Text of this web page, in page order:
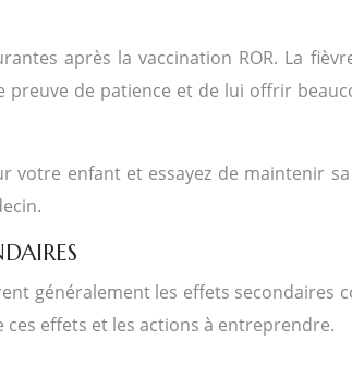
après la vaccination ROR. La
de patience et de lui offrir
votre enfant et essayez de maintenir
généralement les effets secondaires
effets et les actions à entreprendre.